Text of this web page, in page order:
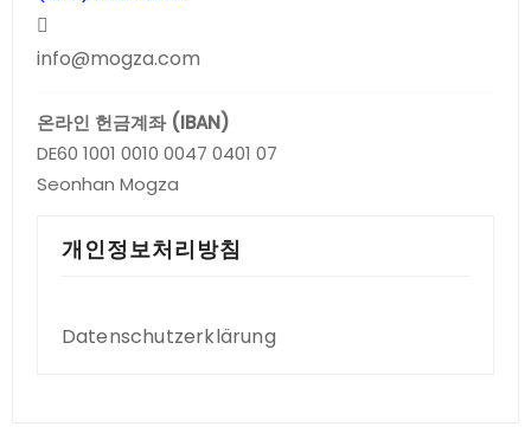
info@mogza.com
온라인 헌금계좌 (IBAN)
DE60 1001 0010 0047 0401 07
Seonhan Mogza
개인정보처리방침
Datenschutzerklärung